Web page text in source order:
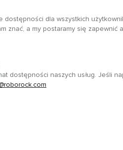
dla wszystkich
znać, a my postaramy się zapewnić
dostępności naszych usług. Jeśli